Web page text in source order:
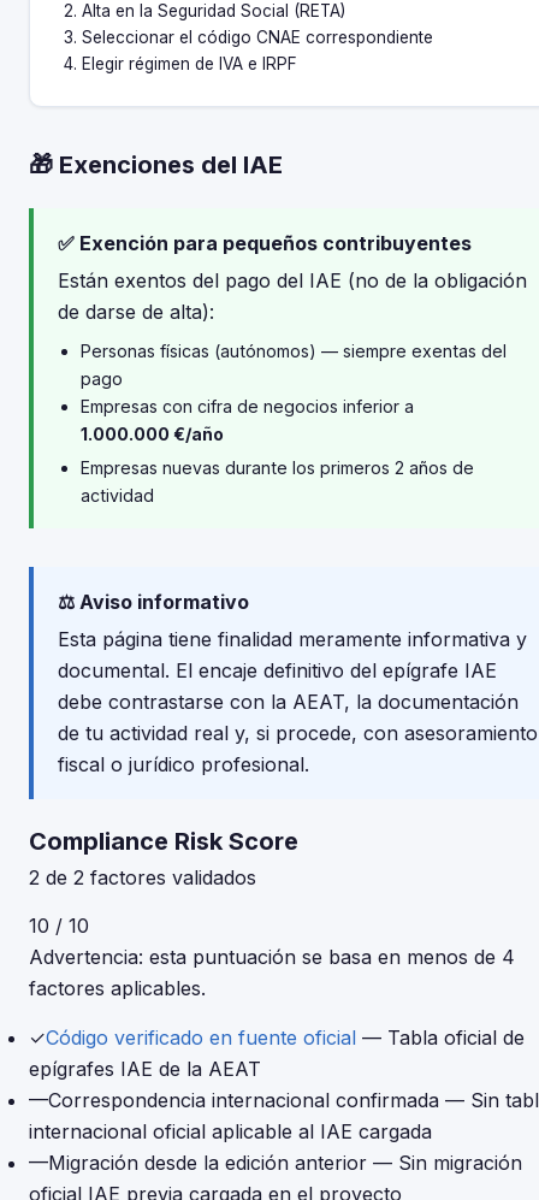
Alta en la Seguridad Social (RETA)
Seleccionar el código CNAE correspondiente
Elegir régimen de IVA e IRPF
🎁 Exenciones del IAE
✅ Exención para pequeños contribuyentes
Están exentos del pago del IAE (no de la obligación
de darse de alta):
Personas físicas (autónomos) — siempre exentas del
pago
Empresas con cifra de negocios inferior a
1.000.000 €/año
Empresas nuevas durante los primeros 2 años de
actividad
⚖️ Aviso informativo
Esta página tiene finalidad meramente informativa y
documental. El encaje definitivo del epígrafe IAE
debe contrastarse con la AEAT, la documentación
de tu actividad real y, si procede, con asesoramiento
fiscal o jurídico profesional.
Compliance Risk Score
2 de 2 factores validados
10 / 10
Advertencia: esta puntuación se basa en menos de 4
factores aplicables.
✓Código verificado en fuente oficial — Tabla oficial de
epígrafes IAE de la AEAT
—Correspondencia internacional confirmada — Sin
internacional oficial aplicable al IAE cargada
—Migración desde la edición anterior — Sin migración
oficial IAE previa cargada en el proyecto